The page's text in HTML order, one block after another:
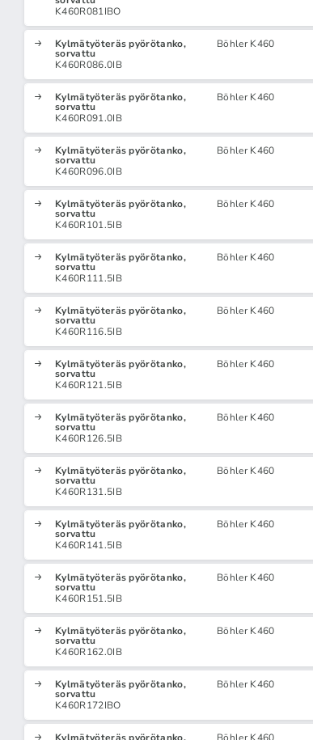
K460R081IBO
Kylmätyöteräs pyörötanko,
sorvattu
K460R086.0IB
Böhler K460
Kylmätyöteräs pyörötanko,
sorvattu
K460R091.0IB
Böhler K460
Kylmätyöteräs pyörötanko,
sorvattu
K460R096.0IB
Böhler K460
Kylmätyöteräs pyörötanko,
sorvattu
K460R101.5IB
Böhler K460
Kylmätyöteräs pyörötanko,
sorvattu
K460R111.5IB
Böhler K460
Kylmätyöteräs pyörötanko,
sorvattu
K460R116.5IB
Böhler K460
Kylmätyöteräs pyörötanko,
sorvattu
K460R121.5IB
Böhler K460
Kylmätyöteräs pyörötanko,
sorvattu
K460R126.5IB
Böhler K460
Kylmätyöteräs pyörötanko,
sorvattu
K460R131.5IB
Böhler K460
Kylmätyöteräs pyörötanko,
sorvattu
K460R141.5IB
Böhler K460
Kylmätyöteräs pyörötanko,
sorvattu
K460R151.5IB
Böhler K460
Kylmätyöteräs pyörötanko,
sorvattu
K460R162.0IB
Böhler K460
Kylmätyöteräs pyörötanko,
sorvattu
K460R172IBO
Böhler K460